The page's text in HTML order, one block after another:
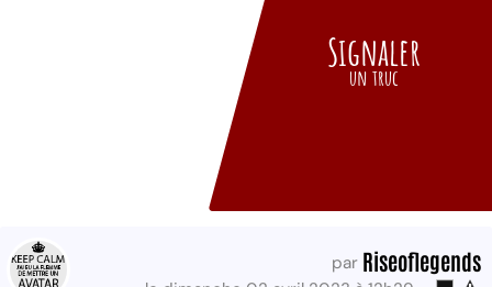
Signaler
un truc
par Riseoflegends